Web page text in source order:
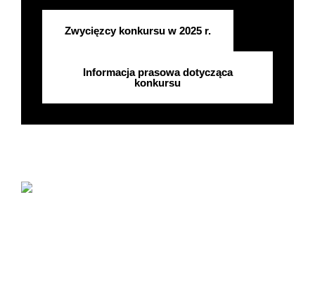
Zwycięzcy konkursu w 2025 r.
Informacja prasowa dotycząca
konkursu